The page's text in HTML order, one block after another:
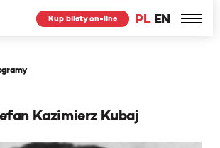
PL EN
Kup bilety on-line
Kazimierz Kubaj